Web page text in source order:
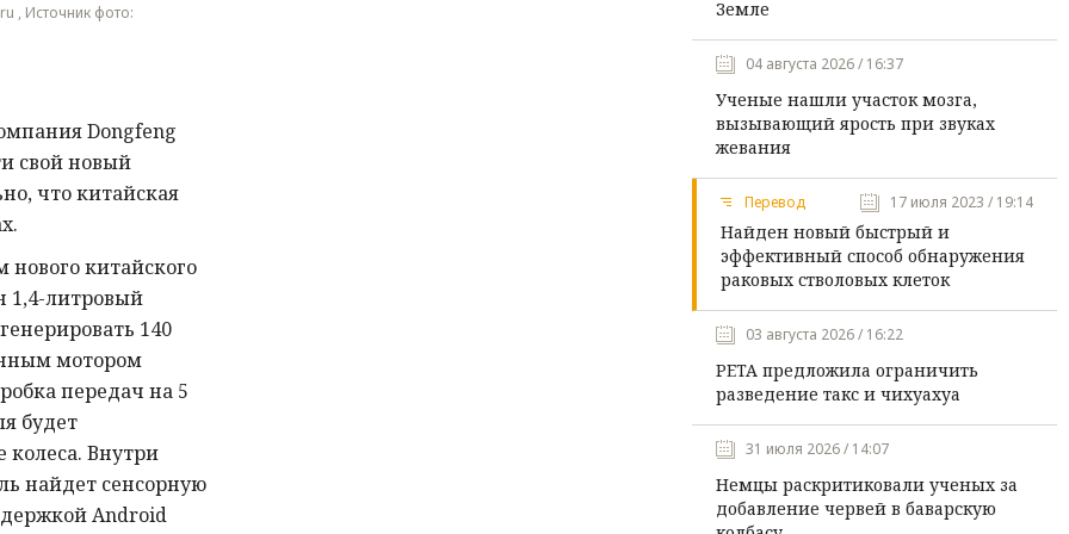
, Источник фото:
Dongfeng
свой новый
что китайская
нового китайского
1,4-литровый
140
мотором
передач на 5
будет
колеса. Внутри
найдет сенсорную
Android
Земле
04 августа 2026 / 16:37
Ученые нашли участок мозга,
вызывающий ярость при звуках
жевания
Перевод 17 июля 2023 / 19:14
Найден новый быстрый и
эффективный способ обнаружения
раковых стволовых клеток
03 августа 2026 / 16:22
PETA предложила ограничить
разведение такс и чихуахуа
31 июля 2026 / 14:07
Немцы раскритиковали ученых за
добавление червей в баварскую